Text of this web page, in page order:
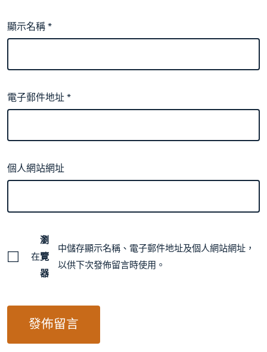
顯示名稱*
電子郵件地址*
個人網站網址
在
瀏
覽
器
中儲存顯示名稱、電子郵件地址及個人網站網址，
以供下次發佈留言時使用。